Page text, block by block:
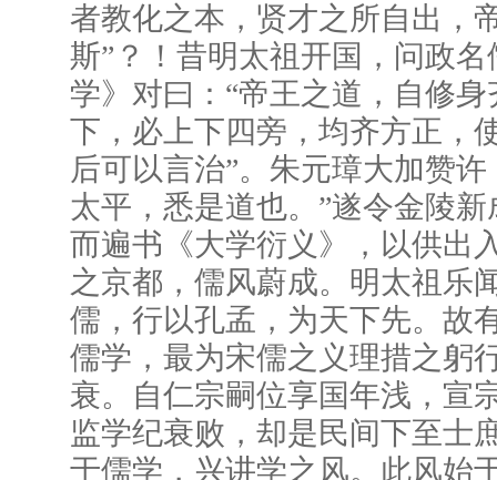
者教化之本，贤才之所自出，
斯”？！昔明太祖开国，问政
学》对曰：“帝王之道，自修
下，必上下四旁，均齐方正，
后可以言治”。朱元璋大加赞
太平，悉是道也。”遂令金陵
而遍书《大学衍义》，以供出
之京都，儒风蔚成。明太祖乐
儒，行以孔孟，为天下先。故
儒学，最为宋儒之义理措之躬
衰。自仁宗嗣位享国年浅，宣
监学纪衰败，却是民间下至士
于儒学，兴讲学之风。此风始